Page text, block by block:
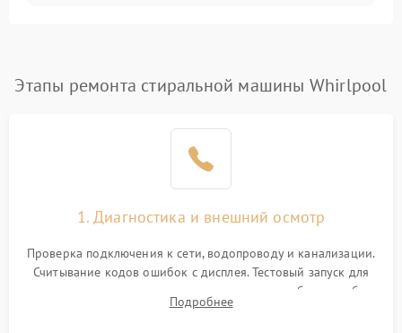
2200 ₽ Подробнее →
Этапы ремонта стиральной машины Whirlpool
1. Диагностика и внешний осмотр
Проверка подключения к сети, водопроводу и канализации.
Считывание кодов ошибок с дисплея. Тестовый запуск для
выявления посторонних шумов, протечек или сбоев в работе
электронного модуля управления.
Подробнее